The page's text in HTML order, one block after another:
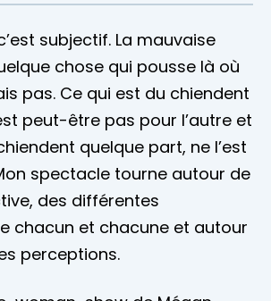
subjectif. La mauvaise
chose qui pousse là où
pas. Ce qui est du chiendent
peut-être pas pour l’autre et
quelque part, ne l’est
spectacle tourne autour de
des différentes
chacun et chacune et autour
perceptions.